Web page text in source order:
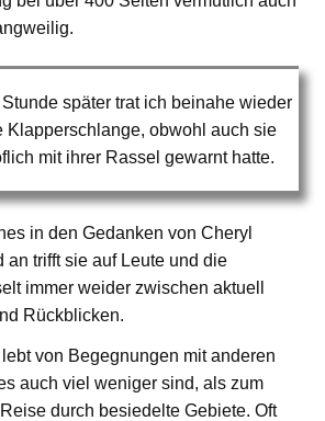
später trat ich beinahe wieder
Klapperschlange, obwohl auch sie
mit ihrer Rassel gewarnt hatte.
in den Gedanken von Cheryl
an trifft sie auf Leute und die
immer weider zwischen aktuell
Rückblicken.
von Begegnungen mit anderen
auch viel weniger sind, als zum
durch besiedelte Gebiete. Oft